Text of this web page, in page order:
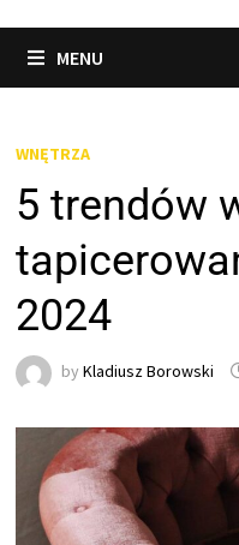
MENU
WNĘTRZA
5 trendów
2024
byKladiusz Borowski